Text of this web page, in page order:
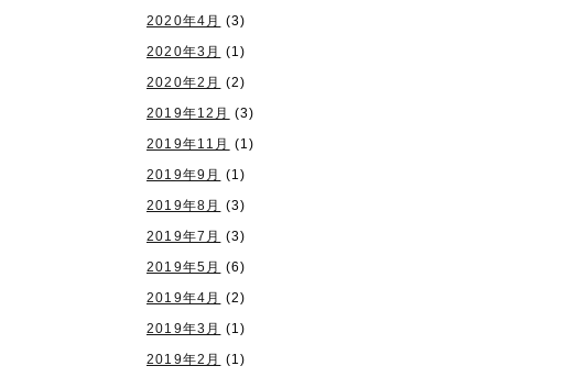
2020年4月
(3)
2020年3月
(1)
2020年2月
(2)
2019年12月
(3)
2019年11月
(1)
2019年9月
(1)
2019年8月
(3)
2019年7月
(3)
2019年5月
(6)
2019年4月
(2)
2019年3月
(1)
2019年2月
(1)